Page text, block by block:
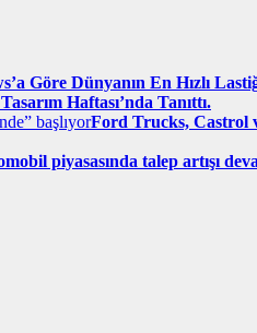
Göre Dünyanın En Hızlı
Haftası’nda Tanıttı.
Ford Trucks, Castrol
piyasasında talep artışı